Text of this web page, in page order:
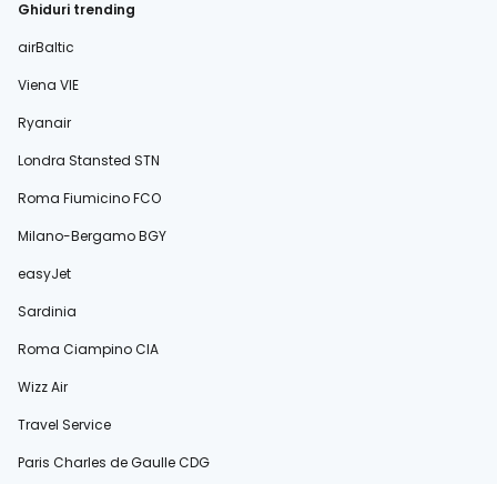
Ghiduri trending
airBaltic
Viena VIE
Ryanair
Londra Stansted STN
Roma Fiumicino FCO
Milano-Bergamo BGY
easyJet
Sardinia
Roma Ciampino CIA
Wizz Air
Travel Service
Paris Charles de Gaulle CDG